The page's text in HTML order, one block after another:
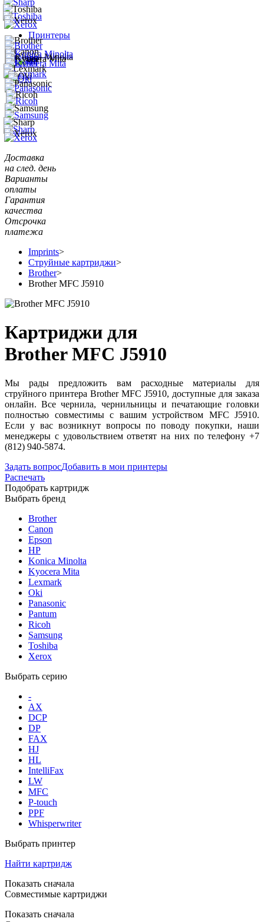
Принтеры
Доставка
на след. день
Варианты
оплаты
Гарантия
качества
Отсрочка
платежа
Imprints>
Струйные картриджи>
Brother>
Brother MFC J5910
Картриджи для
Brother MFC J5910
Мы рады предложить вам расходные материалы для
струйного принтера Brother MFC J5910, доступные для заказа
онлайн. Все чернила, чернильницы и печатающие головки
полностью совместимы с вашим устройством MFC J5910.
Если у вас возникнут вопросы по поводу покупки, наши
менеджеры с удовольствием ответят на них по телефону +7
(812) 940-5874.
Задать вопросДобавить в мои принтеры
Распечать
Подобрать картридж
Выбрать бренд
Brother
Canon
Epson
HP
Konica Minolta
Kyocera Mita
Lexmark
Oki
Panasonic
Pantum
Ricoh
Samsung
Toshiba
Xerox
Выбрать серию
-
AX
DCP
DP
FAX
HJ
HL
IntelliFax
LW
MFC
P-touch
PPF
Whisperwriter
Выбрать принтер
Найти картридж
Показать сначала
Совместимые картриджи
Показать сначала